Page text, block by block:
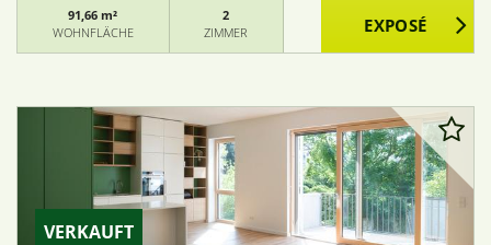
91,66 m²
WOHNFLÄCHE
2
ZIMMER
VERKAUFT